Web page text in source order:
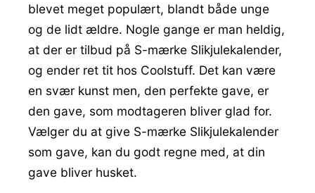
blevet meget populært, blandt både unge
og de lidt ældre. Nogle gange er man heldig,
at der er tilbud på S-mærke Slikjulekalender,
og ender ret tit hos Coolstuff. Det kan være
en svær kunst men, den perfekte gave, er
den gave, som modtageren bliver glad for.
Vælger du at give S-mærke Slikjulekalender
som gave, kan du godt regne med, at din
gave bliver husket.